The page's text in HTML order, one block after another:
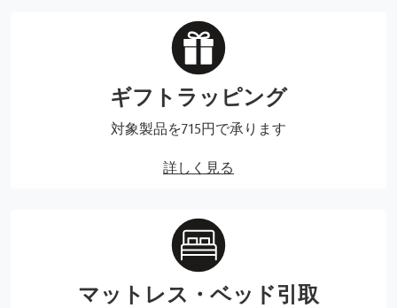
ギフトラッピング
対象製品を715円で承ります
詳しく見る
マットレス・ベッド引取